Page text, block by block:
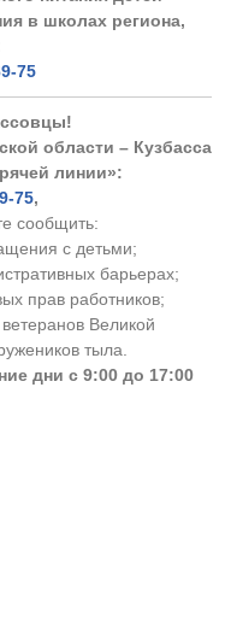
в школах региона,
75
области – Кузбасса
линии»:
75,
сообщить:
с детьми;
барьерах;
прав работников;
Великой
тыла.
дни с 9:00 до 17:00